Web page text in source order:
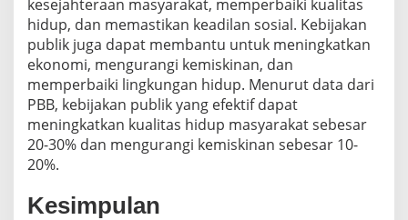
kesejahteraan masyarakat, memperbaiki kualitas
hidup, dan memastikan keadilan sosial. Kebijakan
publik juga dapat membantu untuk meningkatkan
ekonomi, mengurangi kemiskinan, dan
memperbaiki lingkungan hidup. Menurut data dari
PBB, kebijakan publik yang efektif dapat
meningkatkan kualitas hidup masyarakat sebesar
20-30% dan mengurangi kemiskinan sebesar 10-
20%.
Kesimpulan